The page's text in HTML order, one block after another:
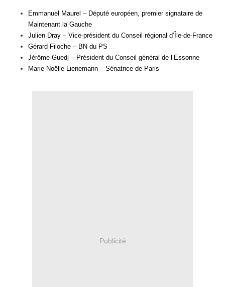
Emmanuel Maurel – Député européen, premier signataire de
Maintenant la Gauche
Julien Dray – Vice-président du Conseil régional d’Île-de-France
Gérard Filoche – BN du PS
Jérôme Guedj – Président du Conseil général de l’Essonne
Marie-Noëlle Lienemann – Sénatrice de Paris
Publicité